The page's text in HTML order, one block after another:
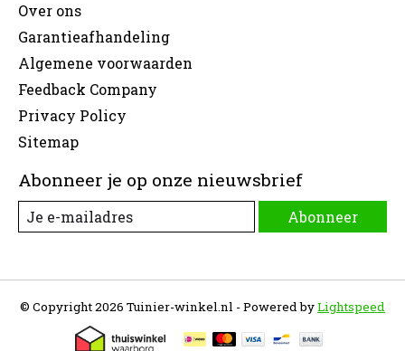
Over ons
Garantieafhandeling
Algemene voorwaarden
Feedback Company
Privacy Policy
Sitemap
Abonneer je op onze nieuwsbrief
Abonneer
© Copyright 2026 Tuinier-winkel.nl - Powered byLightspeed